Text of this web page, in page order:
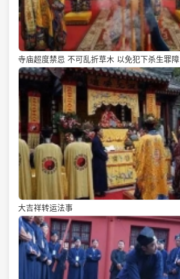
寺庙超度禁忌 不可乱折草木 以免犯下杀生罪障
大吉祥转运法事